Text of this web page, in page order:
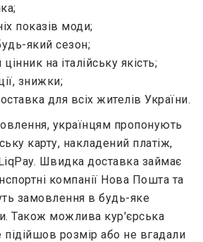
показів моди;
який сезон;
на італійську якість;
знижки;
для всіх жителів України.
українцям пропонують
карту, накладений платіж,
Швидка доставка займає
компанії Нова Пошта та
замовлення в будь-яке
Також можлива кур'єрська
розмір або не вгадали